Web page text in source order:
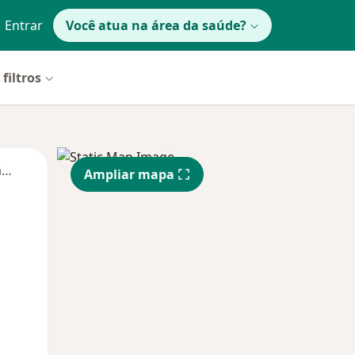
Entrar Você atua na área da saúde?
filtros
Segunda-feira Qua
12 Ago
Qui,
13 Ago
Ampliar mapa